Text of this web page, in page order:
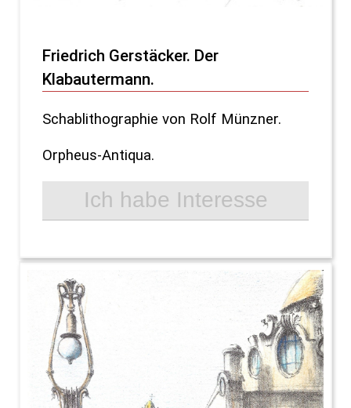
Friedrich Gerstäcker. Der
Klabautermann.
Schablithographie von Rolf Münzner.
Orpheus-Antiqua.